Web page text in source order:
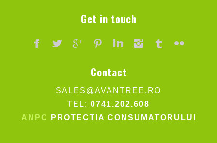
Get in touch
Contact
SALES@AVANTREE.RO
TEL: 0741.202.608
ANPC
PROTECTIA CONSUMATORULUI